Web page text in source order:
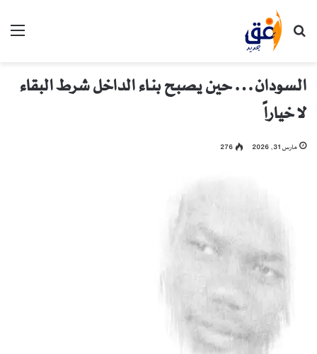
بحث عن
السودان… حين يصبح بناء الداخل شرط البقاء
لا خياراً
مارس 31, 2026 276